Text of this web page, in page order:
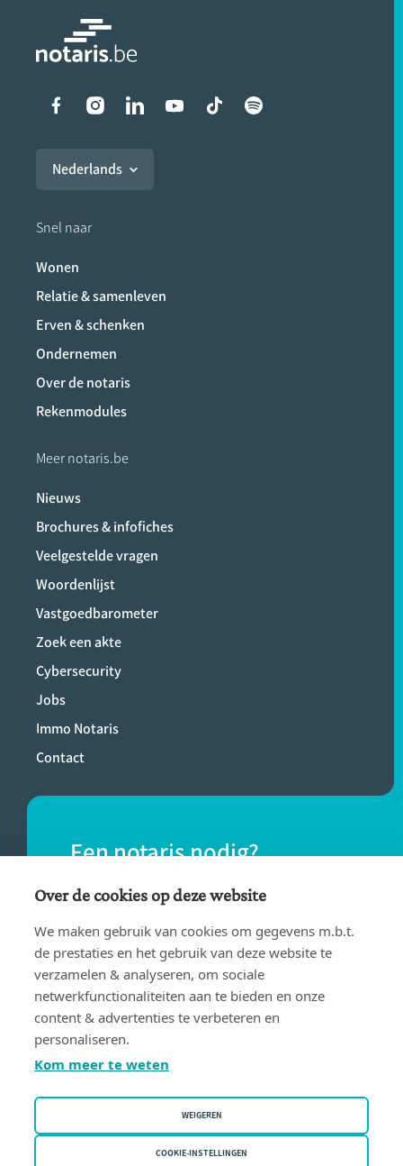
Liens vers les réseaux
Nederlands
Snel naar
Wonen
Relatie & samenleven
Erven & schenken
Ondernemen
Over de notaris
Rekenmodules
Meer notaris.be
Nieuws
Brochures & infofiches
Veelgestelde vragen
Woordenlijst
Vastgoedbarometer
Zoek een akte
Cybersecurity
Jobs
Immo Notaris
Contact
Een notaris nodig?
Vind eenvoudig een notaris bij jou in de
buurt.
VIND EEN NOTARIS
Gebruiksvoorwaarden
Privacy policy
Over de cookies op deze website
We maken gebruik van cookies om gegevens m.b.t.
de prestaties en het gebruik van deze website te
verzamelen & analyseren, om sociale
netwerkfunctionaliteiten aan te bieden en onze
content & advertenties te verbeteren en
personaliseren.
Kom meer te weten
WEIGEREN
COOKIE-INSTELLINGEN